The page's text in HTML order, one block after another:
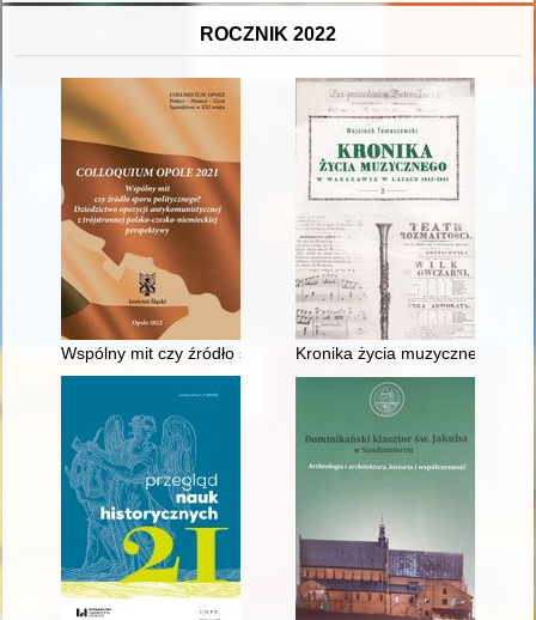
ROCZNIK 2022
Wspólny mit czy źródło sporu politycznego? : polsko-czesko-
Kronika życia muzycznego w